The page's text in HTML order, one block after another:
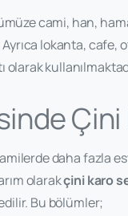
cami, han,
lokanta, cafe,
Çini
daha fazla
olarakçini karo
Bu bölümler;